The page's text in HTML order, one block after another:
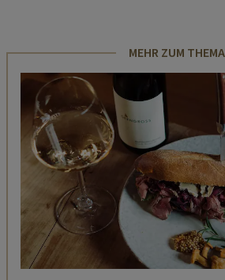
MEHR ZUM THEMA